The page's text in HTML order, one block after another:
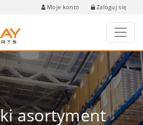
Moje konto Zaloguj się
asortyment